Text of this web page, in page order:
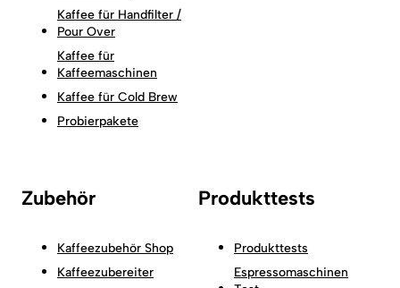
Kaffee für Handfilter /
Pour Over
Kaffee für
Kaffeemaschinen
Kaffee für Cold Brew
Probierpakete
Zubehör
Kaffeezubehör Shop
Kaffeezubereiter
Produkttests
Produkttests
Espressomaschinen